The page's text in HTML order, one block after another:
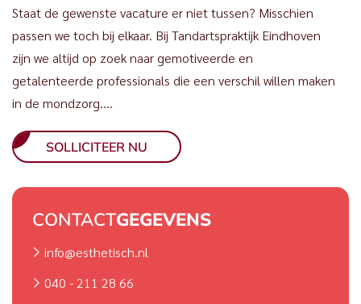
Staat de gewenste vacature er niet tussen? Misschien
passen we toch bij elkaar. Bij Tandartspraktijk Eindhoven
zijn we altijd op zoek naar gemotiveerde en
getalenteerde professionals die een verschil willen maken
in de mondzorg….
SOLLICITEER NU
CONTACTGEGEVENS
info@esthetisch.nl
040 - 211 28 66